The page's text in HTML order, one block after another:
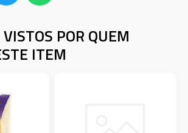
POR QUEM
ITEM